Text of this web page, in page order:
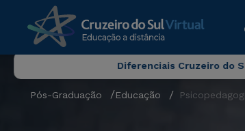
Diferenciais Cruzeiro do
Pós-Graduação Educação